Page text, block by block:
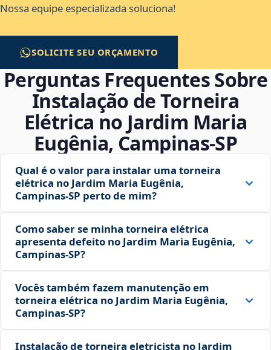
Nossa equipe especializada soluciona!
SOLICITE SEU ORÇAMENTO
Perguntas Frequentes Sobre
Instalação de Torneira
Elétrica no Jardim Maria
Eugênia, Campinas‑SP
Qual é o valor para instalar uma torneira
elétrica no Jardim Maria Eugênia,
Campinas‑SP perto de mim?
Como saber se minha torneira elétrica
apresenta defeito no Jardim Maria Eugênia,
Campinas‑SP?
Vocês também fazem manutenção em
torneira elétrica no Jardim Maria Eugênia,
Campinas‑SP?
Instalação de torneira eletricista no Jardim